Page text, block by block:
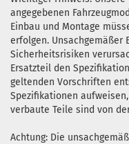
angegebenen
Einbau und Montage
erfolgen. Unsachgemäßer
Sicherheitsrisiken
Ersatzteil den
geltenden Vorschriften
Spezifikationen
verbaute Teile sind von
Achtung: Die